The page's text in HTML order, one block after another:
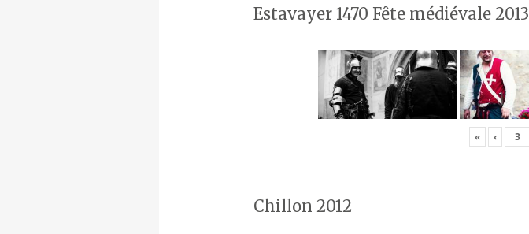
Estavayer 1470 Fête médiévale 2013
« ‹
Chillon 2012